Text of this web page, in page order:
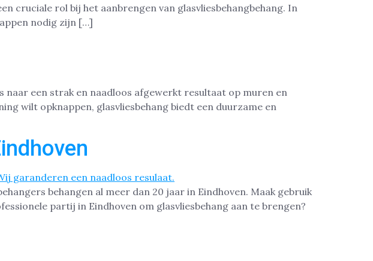
cruciale rol bij het aanbrengen van glasvliesbehangbehang. In
nodig zijn […]
naar een strak en naadloos afgewerkt resultaat op muren en
wilt opknappen, glasvliesbehang biedt een duurzame en
behangen al meer dan 20 jaar in Eindhoven. Maak gebruik
partij in Eindhoven om glasvliesbehang aan te brengen?